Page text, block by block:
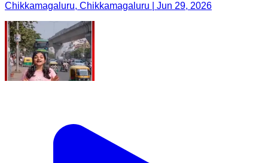
Chikkamagaluru, Chikkamagaluru | Jun 29, 2026